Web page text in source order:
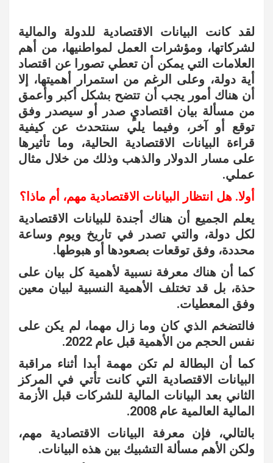
لقد كانت البيانات الاقتصادية للدولة والمالية
لشركاتها، ومؤشرات العمل لمواطنيها، من أهم
العلامات التي يمكن أن تعطي تصورا عن اقتصاد
أية دولة، وعلى الرغم من استمرار أهميتها، إلا
أن هناك أمور يجب أن تتضح بشكل أكبر وأعمق
من مسألة بيان اقتصاديٍ صدر أو سيصدر وفق
توقع أو آخر، وفيما يلي سنتحدث عن كيفية
قراءة البيانات الاقتصادية الحالية، وما تأثيرها
على مسار الدولار والذهب وذلك من خلال مثال
عملي.
أولا. هل انتظار البيانات الاقتصادية مهم، أم ماذا؟
يعلم الجميع أن هناك أجندة للبيانات الاقتصادية
لكل دولة، والتي تصدر في تاريخ ويوم وساعة
محددة، وفق توقعات بصعودها أو هبوطها.
كما أن هناك معرفة نسبية لأهمية كل بيان على
حذة، بل قد تختلف الأهمية النسبية لبيان معين
وفق المعطيات.
فالتضخم الذي كان وما زال مهما، لم يكن على
نفس الحجم من الأهمية قبل عام 2022.
كما أن البطالة لم تكن مهمة أبدا أثناء مراقبة
البيانات الاقتصادية التي كانت تأتي في المركز
الثاني بعد البيانات المالية للشركات قبل الأزمة
المالية العالمية عام 2008.
بالتالي، فإن معرفة البيانات الاقتصادية مهم،
ولكن الأهم مسألة التشبيك بين هذه البيانات.